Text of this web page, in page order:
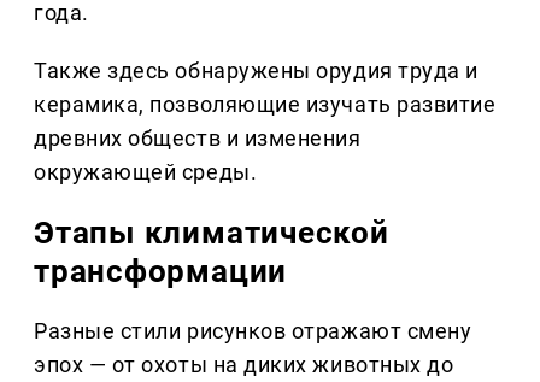
года.
Также здесь обнаружены орудия труда и
керамика, позволяющие изучать развитие
древних обществ и изменения
окружающей среды.
Этапы климатической
трансформации
Разные стили рисунков отражают смену
эпох — от охоты на диких животных до